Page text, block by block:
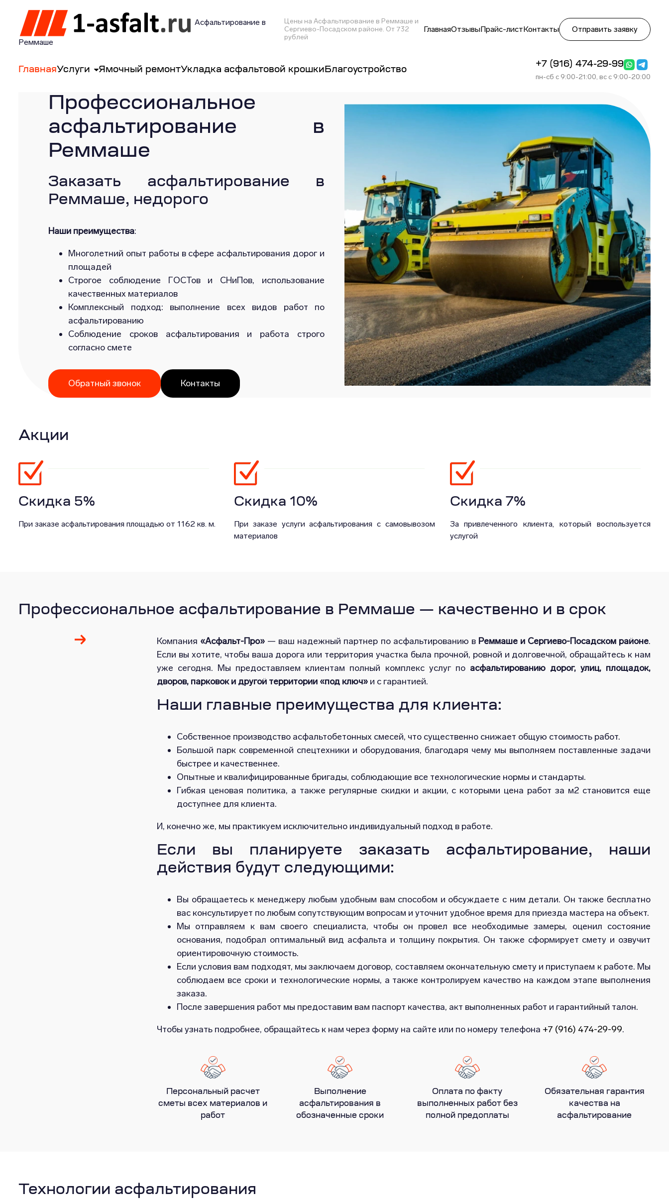
Асфальтирование в
Реммаше
Цены на Асфальтирование в Реммаше и
Сергиево-Посадском районе. От 732
рублей
ГлавнаяОтзывыПрайс-листКонтакты Отправить заявку
ГлавнаяУслуги Ямочный ремонтУкладка асфальтовой крошки Благоустройство
+7 (916) 474-29-99
пн-сб с 9:00-21:00, вс с 9:00-20:00
Профессиональное
асфальтирование в
Реммаше
Заказать асфальтирование в
Реммаше, недорого
Наши преимущества:
Многолетний опыт работы в сфере асфальтирования дорог и
площадей
Строгое соблюдение ГОСТов и СНиПов, использование
качественных материалов
Комплексный подход: выполнение всех видов работ по
асфальтированию
Соблюдение сроков асфальтирования и работа строго
согласно смете
Обратный звонок Контакты
Акции
Скидка 5%
При заказе асфальтирования площадью от 1162 кв. м.
Скидка 10%
При заказе услуги асфальтирования с самовывозом
материалов
Скидка 7%
За привлеченного клиента, который воспользуется
услугой
Профессиональное асфальтирование в Реммаше — качественно и в срок
Компания «Асфальт-Про» — ваш надежный партнер по асфальтированию в Реммаше и Сергиево-Посадском районе.
Если вы хотите, чтобы ваша дорога или территория участка была прочной, ровной и долговечной, обращайтесь к нам
уже сегодня. Мы предоставляем клиентам полный комплекс услуг по асфальтированию дорог, улиц, площадок,
дворов, парковок и другой территории «под ключ» и с гарантией.
Наши главные преимущества для клиента:
Собственное производство асфальтобетонных смесей, что существенно снижает общую стоимость работ.
Большой парк современной спецтехники и оборудования, благодаря чему мы выполняем поставленные задачи
быстрее и качественнее.
Опытные и квалифицированные бригады, соблюдающие все технологические нормы и стандарты.
Гибкая ценовая политика, а также регулярные скидки и акции, с которыми цена работ за м2 становится еще
доступнее для клиента.
И, конечно же, мы практикуем исключительно индивидуальный подход в работе.
Если вы планируете заказать асфальтирование, наши
действия будут следующими:
Вы обращаетесь к менеджеру любым удобным вам способом и обсуждаете с ним детали. Он также бесплатно
вас консультирует по любым сопутствующим вопросам и уточнит удобное время для приезда мастера на объект.
Мы отправляем к вам своего специалиста, чтобы он провел все необходимые замеры, оценил состояние
основания, подобрал оптимальный вид асфальта и толщину покрытия. Он также сформирует смету и озвучит
ориентировочную стоимость.
Если условия вам подходят, мы заключаем договор, составляем окончательную смету и приступаем к работе. Мы
соблюдаем все сроки и технологические нормы, а также контролируем качество на каждом этапе выполнения
заказа.
После завершения работ мы предоставим вам паспорт качества, акт выполненных работ и гарантийный талон.
Чтобы узнать подробнее, обращайтесь к нам через форму на сайте или по номеру телефона +7 (916) 474-29-99.
Персональный расчет
сметы всех материалов и
работ
Выполнение
асфальтирования в
обозначенные сроки
Оплата по факту
выполненных работ без
полной предоплаты
Обязательная гарантия
качества на
асфальтирование
Технологии асфальтирования